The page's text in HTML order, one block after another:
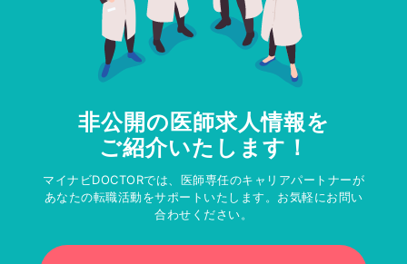
非公開の医師求人情報を
ご紹介いたします！
マイナビDOCTORでは、医師専任のキャリアパートナーが
あなたの転職活動をサポートいたします。お気軽にお問い
合わせください。